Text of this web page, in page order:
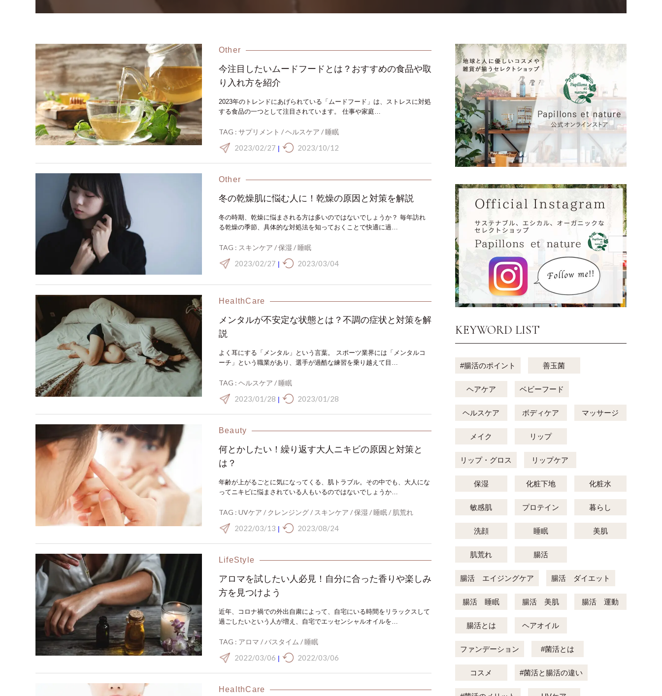
Other
今注目したいムードフードとは？おすすめの食品や取
り入れ方を紹介
2023年のトレンドにあげられている「ムードフード」は、ストレスに対処
する食品の一つとして注目されています。 仕事や家庭…
TAG : サプリメント /ヘルスケア /睡眠
2023/02/27 | 2023/10/12
Other
冬の乾燥肌に悩む人に！乾燥の原因と対策を解説
冬の時期、乾燥に悩まされる方は多いのではないでしょうか？ 毎年訪れ
る乾燥の季節、具体的な対処法を知っておくことで快適に過…
TAG : スキンケア /保湿 /睡眠
2023/02/27 | 2023/03/04
HealthCare
メンタルが不安定な状態とは？不調の症状と対策を解
説
よく耳にする「メンタル」という言葉。 スポーツ業界には「メンタルコ
ーチ」という職業があり、選手が過酷な練習を乗り越えて目…
TAG : ヘルスケア /睡眠
2023/01/28 | 2023/01/28
Beauty
何とかしたい！繰り返す大人ニキビの原因と対策と
は？
年齢が上がるごとに気になってくる、肌トラブル。その中でも、大人にな
ってニキビに悩まされている人もいるのではないでしょうか…
TAG : UVケア / クレンジング/ スキンケア /保湿 /睡眠/ 肌荒れ
2022/03/13 | 2023/08/24
LifeStyle
アロマを試したい人必見！自分に合った香りや楽しみ
方を見つけよう
近年、コロナ禍での外出自粛によって、自宅にいる時間をリラックスして
過ごしたいという人が増え、自宅でエッセンシャルオイルを…
TAG : アロマ /バスタイム /睡眠
2022/03/06 | 2022/03/06
HealthCare
KEYWORD LIST
#腸活のポイント 善玉菌
ヘアケア ベビーフード
ヘルスケア ボディケア マッサージ
メイク リップ
リップ・グロス リップケア
保湿 化粧下地 化粧水
敏感肌 プロテイン 暮らし
洗顔 睡眠 美肌
肌荒れ 腸活
腸活 エイジングケア 腸活 ダイエット
腸活 睡眠 腸活 美肌 腸活 運動
腸活とは ヘアオイル
ファンデーション #菌活とは
コスメ #菌活と腸活の違い